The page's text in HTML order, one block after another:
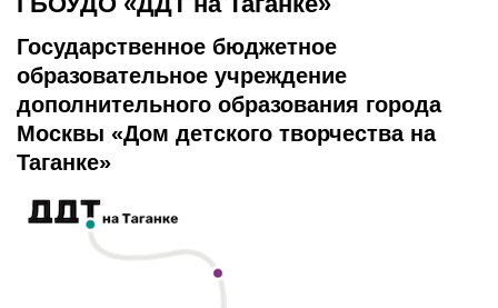
Государственное бюджетное
образовательное учреждение
дополнительного образования города
Москвы «Дом детского творчества на
Таганке»